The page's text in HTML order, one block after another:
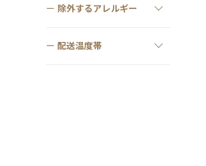
除外するアレルギー
配送温度帯